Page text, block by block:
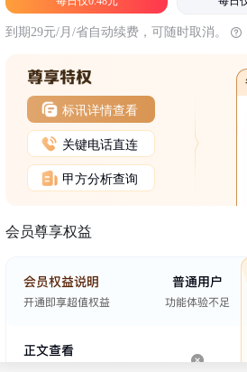
到期29元/月/省自动续费，可随时取消。
标讯详情查看
关键电话直连
甲方分析查询
会员尊享权益